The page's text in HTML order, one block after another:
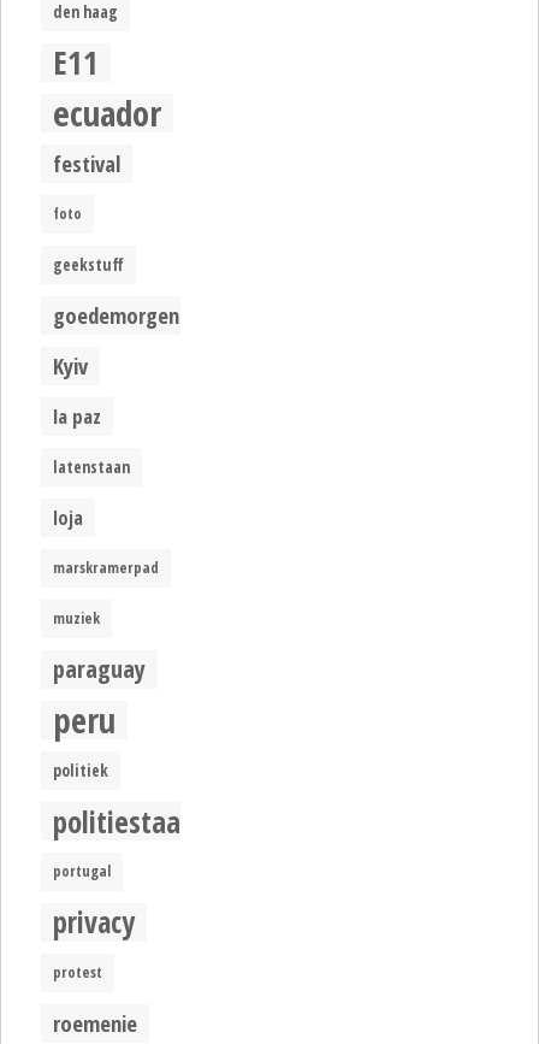
den haag
E11
ecuador
festival
foto
geekstuff
goedemorgen
Kyiv
la paz
latenstaan
loja
marskramerpad
muziek
paraguay
peru
politiek
politiestaat
portugal
privacy
protest
roemenie